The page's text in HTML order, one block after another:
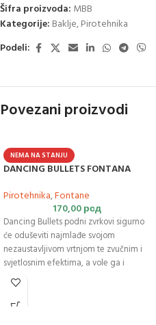
Šifra proizvoda: MBB
Kategorije: Baklje,Pirotehnika
Podeli:
Povezani proizvodi
NEMA NA STANJU
DANCING BULLETS FONTANA
Pirotehnika,Fontane
170,00рсд
Dancing Bullets podni zvrkovi sigurno
će oduševiti najmlađe svojom
nezaustavljivom vrtnjom te zvučnim i
svjetlosnim efektima, a vole ga i
stariji.Sadrži 5 komada u kutiji.